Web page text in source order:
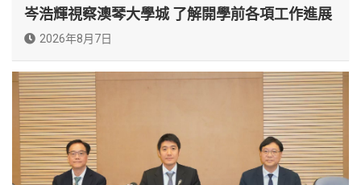
岑浩輝視察澳琴大學城 了解開學前各項工作進展
2026年8月7日